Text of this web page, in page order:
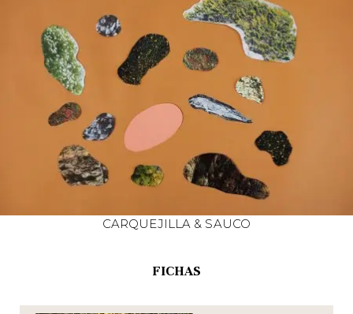
CARQUEJILLA & SAUCO
FICHAS